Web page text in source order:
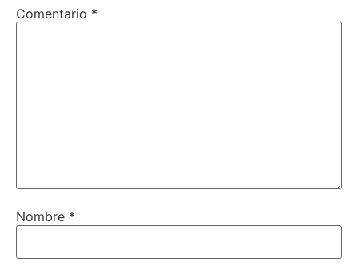
Comentario *
Nombre *